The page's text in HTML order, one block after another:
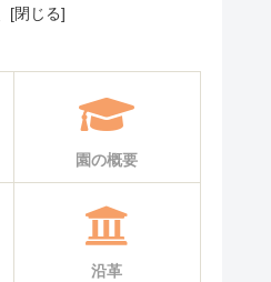
園の概要
沿革